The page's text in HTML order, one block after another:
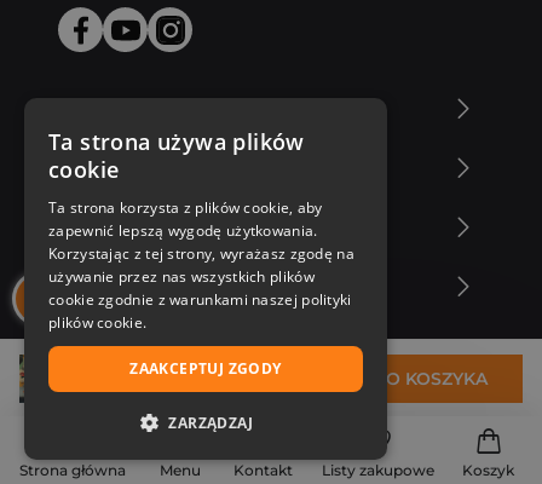
Strona główna Menu Kontakt Listy zakupowe Koszyk
33,24 zł DO KOSZYKA
Zakupy u nas
Nasza oferta
Nasi autorzy
Ta strona używa plików
cookie
Ta strona korzysta z plików cookie, aby
zapewnić lepszą wygodę użytkowania.
Korzystając z tej strony, wyrażasz zgodę na
używanie przez nas wszystkich plików
cookie zgodnie z warunkami naszej polityki
plików cookie.
ZAAKCEPTUJ ZGODY
ZARZĄDZAJ
NIEZBĘDNE